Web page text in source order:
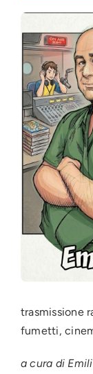
Press
News
Login
trasmissione
fumetti,
a cura di